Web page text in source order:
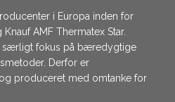
i Europa inden for
AMF Thermatex Star.
særligt fokus på bæredygtige
Derfor er
produceret med omtanke for